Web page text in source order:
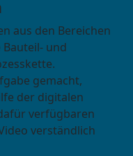
aus den Bereichen
und
gemacht,
der digitalen
verfügbaren
verständlich